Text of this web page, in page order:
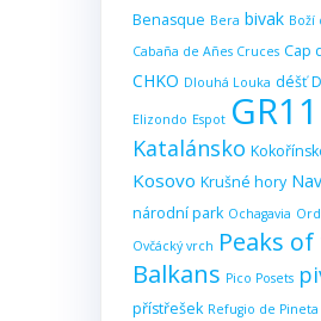
Benasque Bera bivak Boží
Cabaña de Añes Cruces Cap
CHKO Dlouhá Louka déšť
Elizondo Espot GR11
Katalánsko
Kosovo Krušné hory
národní park Ochagavia
Ovčácký vrch Peaks
Balkans Pico Posets
přístřešek Refugio de Pineta